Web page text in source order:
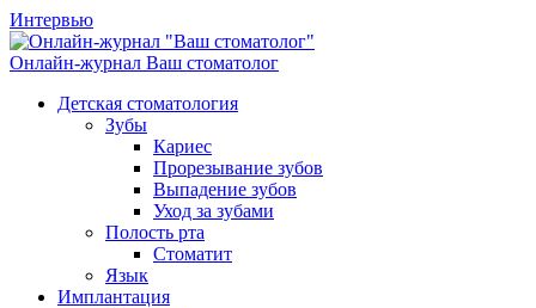
Интервью
Онлайн-журнал Ваш стоматолог
Детская стоматология
Зубы
Кариес
Прорезывание зубов
Выпадение зубов
Уход за зубами
Полость рта
Стоматит
Язык
Имплантация